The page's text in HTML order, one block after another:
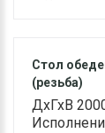
Стол
(резьба)
ДхГхВ